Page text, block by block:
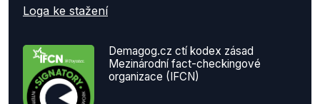
Loga ke stažení
Demagog.cz ctí kodex zásad
Mezinárodní fact-checkingové
organizace (IFCN)